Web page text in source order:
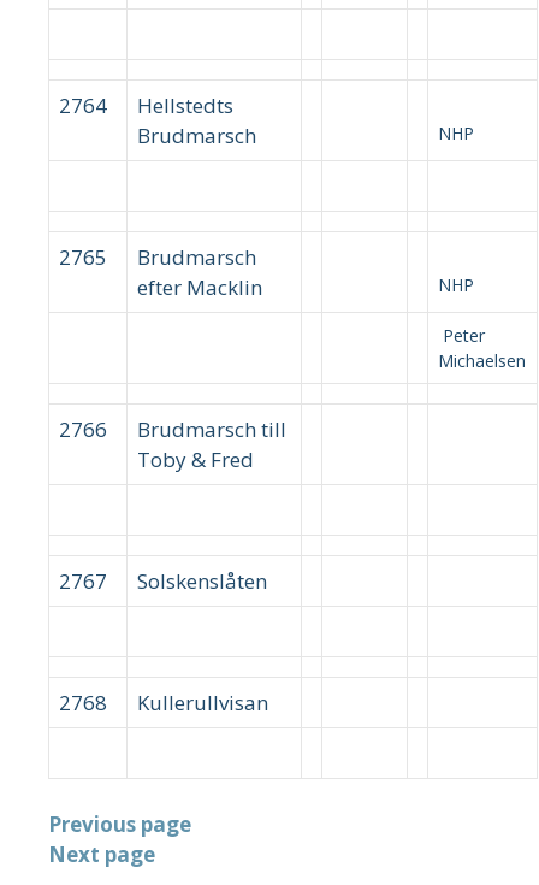
2764
Hellstedts
Brudmarsch
NHP
2765
Brudmarsch
efter Macklin
NHP
Peter
Michaelsen
2766
Brudmarsch till
Toby & Fred
2767 Solskenslåten
2768 Kullerullvisan
Previous page
Next page